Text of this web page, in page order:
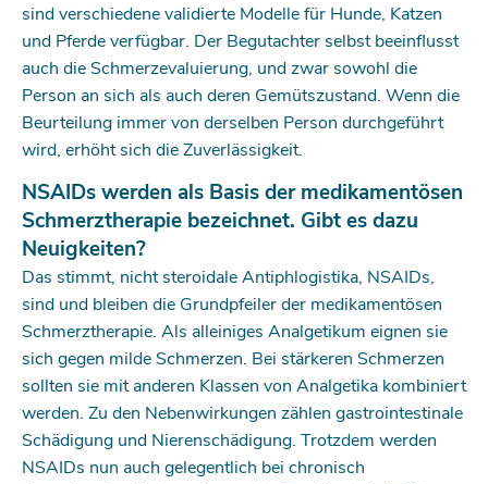
sind verschiedene validierte Modelle für Hunde, Katzen
und Pferde verfügbar. Der Begutachter selbst beeinflusst
auch die Schmerzevaluierung, und zwar sowohl die
Person an sich als auch deren Gemütszustand. Wenn die
Beurteilung immer von derselben Person durchgeführt
wird, erhöht sich die Zuverlässigkeit.
NSAIDs werden als Basis der medikamentösen
Schmerztherapie bezeichnet. Gibt es dazu
Neuigkeiten?
Das stimmt, nicht steroidale Antiphlogistika, NSAIDs,
sind und bleiben die Grundpfeiler der medikamentösen
Schmerztherapie. Als alleiniges Analgetikum eignen sie
sich gegen milde Schmerzen. Bei stärkeren Schmerzen
sollten sie mit anderen Klassen von Analgetika kombiniert
werden. Zu den Nebenwirkungen zählen gastro­intestinale
Schädigung und Nierenschädigung. Trotzdem werden
NSAIDs nun auch gelegentlich bei chronisch